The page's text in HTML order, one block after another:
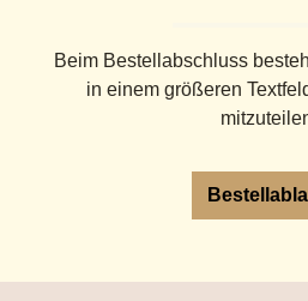
Beim Bestellabschluss
in einem größeren